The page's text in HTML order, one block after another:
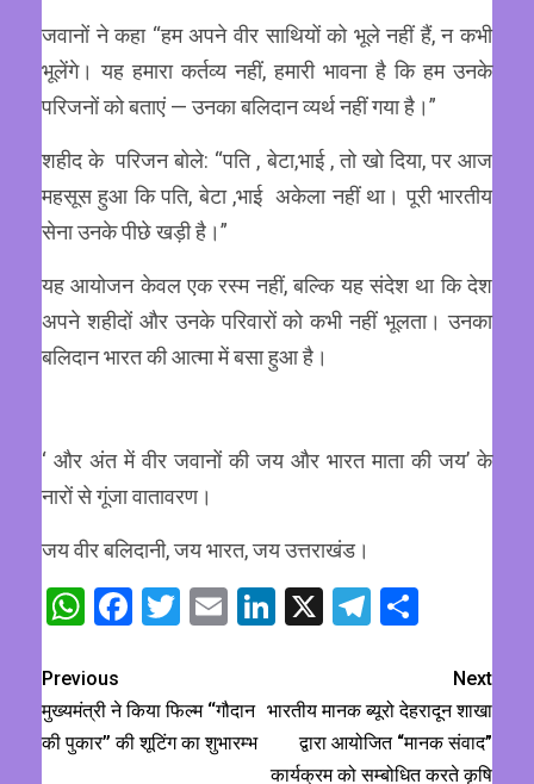
जवानों ने कहा “हम अपने वीर साथियों को भूले नहीं हैं, न कभी
भूलेंगे। यह हमारा कर्तव्य नहीं, हमारी भावना है कि हम उनके
परिजनों को बताएं — उनका बलिदान व्यर्थ नहीं गया है।”
शहीद के परिजन बोले: “पति , बेटा,भाई , तो खो दिया, पर आज
महसूस हुआ कि पति, बेटा ,भाई अकेला नहीं था। पूरी भारतीय
सेना उनके पीछे खड़ी है।”
यह आयोजन केवल एक रस्म नहीं, बल्कि यह संदेश था कि देश
अपने शहीदों और उनके परिवारों को कभी नहीं भूलता। उनका
बलिदान भारत की आत्मा में बसा हुआ है।
‘ और अंत में वीर जवानों की जय और भारत माता की जय’ के
नारों से गूंजा वातावरण।
जय वीर बलिदानी, जय भारत, जय उत्तराखंड।
WhatsApp
Facebook
Twitter
EmailLinkedIn
X Telegram
Previous
मुख्यमंत्री ने किया फिल्म ‘‘गौदान
की पुकार’’ की शूटिंग का शुभारम्भ
Next
भारतीय मानक ब्यूरो देहरादून शाखा
द्वारा आयोजित “मानक संवाद”
कार्यक्रम को सम्बोधित करते कृषि